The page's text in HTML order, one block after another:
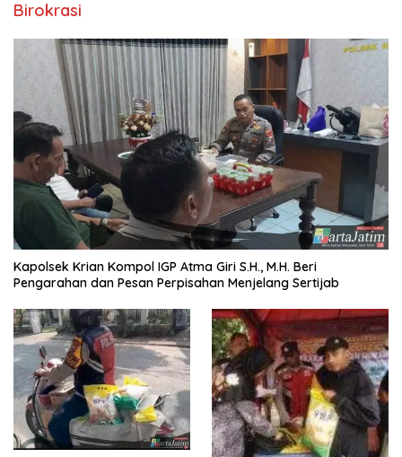
Birokrasi
Kapolsek Krian Kompol IGP Atma Giri S.H., M.H. Beri
Pengarahan dan Pesan Perpisahan Menjelang Sertijab